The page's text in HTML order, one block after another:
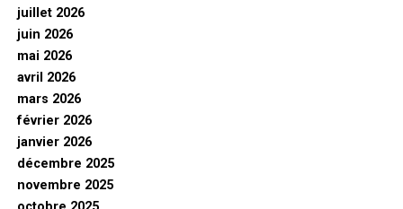
juillet 2026
juin 2026
mai 2026
avril 2026
mars 2026
février 2026
janvier 2026
décembre 2025
novembre 2025